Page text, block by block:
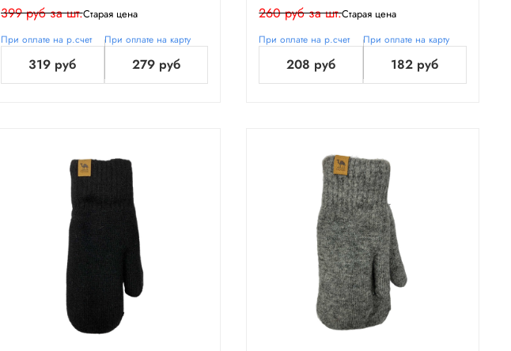
399 руб за шт.Старая цена
При оплате на р.счет
319 руб
При оплате на карту
279 руб
260 руб за шт.Старая цена
При оплате на р.счет
208 руб
При оплате на карту
182 руб